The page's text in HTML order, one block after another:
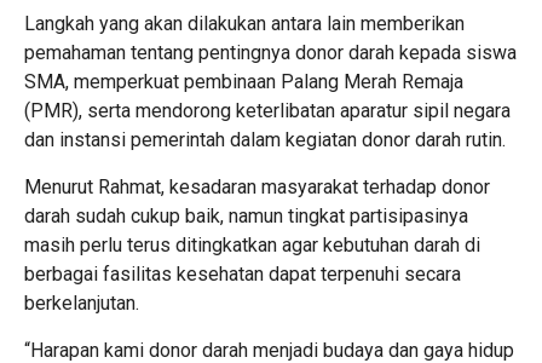
Langkah yang akan dilakukan antara lain memberikan
pemahaman tentang pentingnya donor darah kepada siswa
SMA, memperkuat pembinaan Palang Merah Remaja
(PMR), serta mendorong keterlibatan aparatur sipil negara
dan instansi pemerintah dalam kegiatan donor darah rutin.
Menurut Rahmat, kesadaran masyarakat terhadap donor
darah sudah cukup baik, namun tingkat partisipasinya
masih perlu terus ditingkatkan agar kebutuhan darah di
berbagai fasilitas kesehatan dapat terpenuhi secara
berkelanjutan.
“Harapan kami donor darah menjadi budaya dan gaya hidup